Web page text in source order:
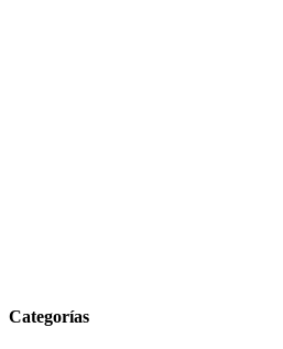
Categorías